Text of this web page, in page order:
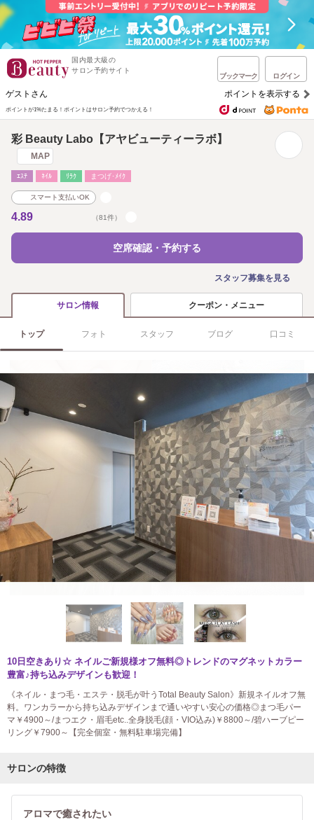
国内最大級の
サロン予約サイト
ブックマーク ログイン
ゲストさん ポイントを表示する
ポイントが1%たまる！ ポイントはサロン予約でつかえる！
彩 Beauty Labo【アヤビューティーラボ】
MAP
ｴｽﾃ ﾈｲﾙ ﾘﾗｸ まつげ･ﾒｲｸ
スマート支払いOK
4.89 （81件）
空席確認・予約する
スタッフ募集を見る
サロン情報 クーポン・メニュー
トップ フォト スタッフ ブログ 口コミ
10日空きあり☆ ネイルご新規様オフ無料◎トレンドのマグネットカラー
豊富♪持ち込みデザインも歓迎！
《ネイル・まつ毛・エステ・脱毛が叶うTotal Beauty Salon》新規ネイルオフ無
料。ワンカラーから持ち込みデザインまで通いやすい安心の価格◎まつ毛パー
マ￥4900～/まつエク・眉毛etc..全身脱毛(顔・VIO込み)￥8800～/碧ハーブピー
リング￥7900～【完全個室・無料駐車場完備】
サロンの特徴
アロマで癒されたい